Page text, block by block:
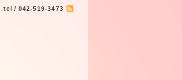
tel / 042-519-3473